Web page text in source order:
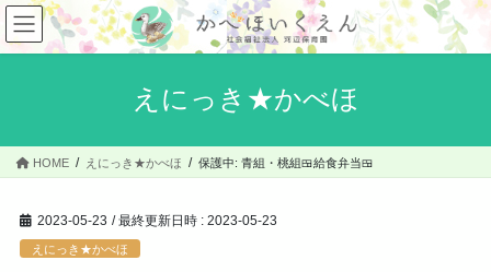
コ
ン
テ
ス
ナ
ビ
ゲ
ン
えにっき★かべほ
HOME えにっき★かべほ 保護中: 青組・桃組🍱給食弁当🍱
2023-05-23 / 最終更新日時 : 2023-05-23
えにっき★かべほ